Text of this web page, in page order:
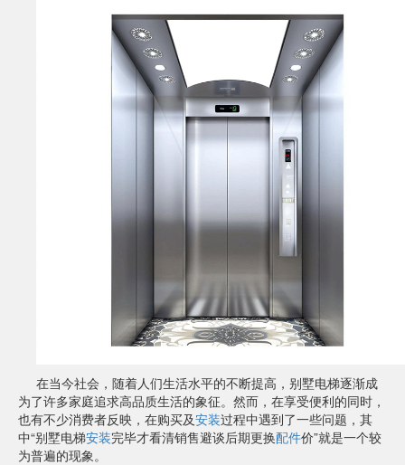
在当今社会，随着人们生活水平的不断提高，别墅电梯逐渐成
为了许多家庭追求高品质生活的象征。然而，在享受便利的同时，
也有不少消费者反映，在购买及安装过程中遇到了一些问题，其
中“别墅电梯安装完毕才看清销售避谈后期更换配件价”就是一个较
为普遍的现象。